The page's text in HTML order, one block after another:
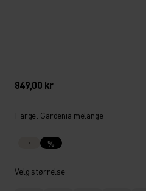
849,00 kr
Farge: Gardenia melange
%
Velg størrelse